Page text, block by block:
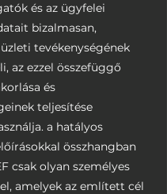
és az ügyfelei
bizalmasan,
tevékenységének
az ezzel összefüggő
és
teljesítése
a hatályos
összhangban
csak olyan személyes
amelyek az említett cél